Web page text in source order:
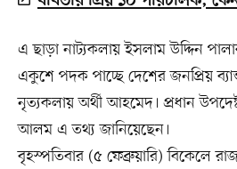
এ ছাড়া নাট্যকলায় ইসলাম উদ্দিন
একুশে পদক পাচ্ছে দেশের জনপ্রিয়
নৃত্যকলায় অর্থী আহমেদ। প্রধান
আলম এ তথ্য জানিয়েছেন।
বৃহস্পতিবার (৫ ফেব্রুয়ারি) বিকেলে